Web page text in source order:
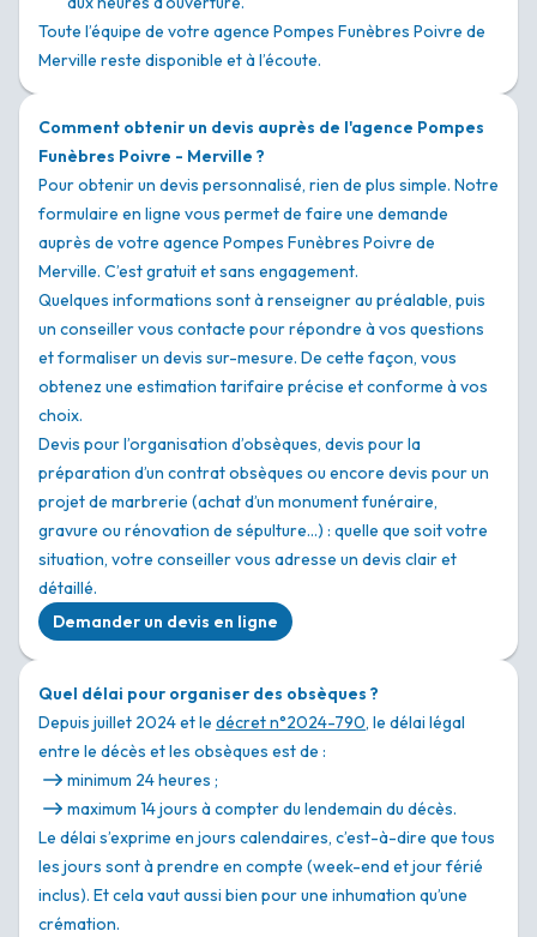
Toute l’équipe de votre agence Pompes Funèbres Poivre de
Merville reste disponible et à l’écoute.
Comment obtenir un devis auprès de l'agence Pompes
Funèbres Poivre - Merville ?
Pour obtenir un devis personnalisé, rien de plus simple. Notre
formulaire en ligne vous permet de faire une demande
auprès de votre agence Pompes Funèbres Poivre de
Merville. C’est gratuit et sans engagement.
Quelques informations sont à renseigner au préalable, puis
un conseiller vous contacte pour répondre à vos questions
et formaliser un devis sur-mesure. De cette façon, vous
obtenez une estimation tarifaire précise et conforme à vos
choix.
Devis pour l’organisation d’obsèques, devis pour la
préparation d’un contrat obsèques ou encore devis pour un
projet de marbrerie (achat d’un monument funéraire,
gravure ou rénovation de sépulture…) : quelle que soit votre
situation, votre conseiller vous adresse un devis clair et
détaillé.
Demander un devis en ligne
Quel délai pour organiser des obsèques ?
Depuis juillet 2024 et le décret n°2024-790, le délai légal
entre le décès et les obsèques est de :
minimum 24 heures ;
maximum 14 jours à compter du lendemain du décès.
Le délai s’exprime en jours calendaires, c’est-à-dire que tous
les jours sont à prendre en compte (week-end et jour férié
inclus). Et cela vaut aussi bien pour une inhumation qu’une
crémation.